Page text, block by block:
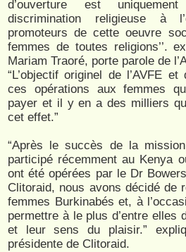
d’ouverture est
discrimination religieuse à
promoteurs de cette oeuvre
femmes de toutes religions’’.
Mariam Traoré, porte parole de
“L’objectif originel de l’AVFE
ces opérations aux femmes
payer et il y en a des milliers
cet effet.”
“Après le succès de la
participé récemment au Kenya
ont été opérées par le Dr
Clitoraid, nous avons décidé de
femmes Burkinabés et, à
permettre à le plus d’entre elles
et leur sens du plaisir.”
présidente de Clitoraid.